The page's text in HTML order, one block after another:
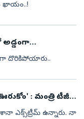
ఖాయం..!
దొరికిపోయారు..
: మంత్రి టీజీ
శానా ఎక్స్‌ట్రీమ్‌ ఉన్నారు. నా